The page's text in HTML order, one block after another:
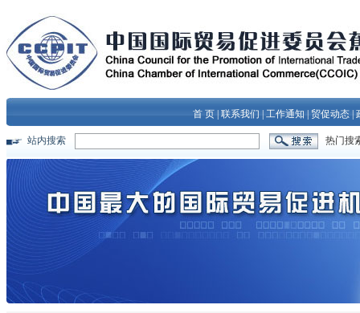
首 页 联系我们 工作通知 贸促动态
站内搜索 热门搜